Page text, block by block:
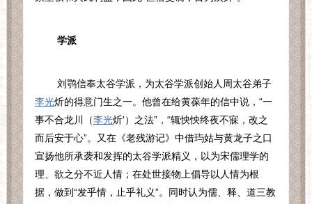
学派
刘鹗信奉太谷学派，为太谷学派创始人周太谷弟子
李光炘的得意门生之一。他曾在给黄葆年的信中说，“一
事不合龙川（李光炘'）之法”，“辄怏怏终夜不寐，改之
而后安于心”。又在《老残游记》中借玙姑与黄龙子之口
宣扬他所承袭和发挥的太谷学派精义，以为宋儒理学的
理、欲之分不近人情；在处世接物上倡导以人情为根
据，做到“发乎情，止乎礼义”。同时认为儒、释、道三教